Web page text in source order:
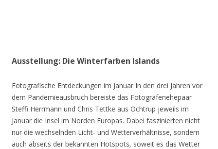
Ausstellung: Die Winterfarben Islands
Fotografische Entdeckungen im Januar In den drei Jahren vor
dem Pandemieausbruch bereiste das Fotografenehepaar
Steffi Herrmann und Chris Tettke aus Ochtrup jeweils im
Januar die Insel im Norden Europas. Dabei faszinierten nicht
nur die wechselnden Licht- und Wetterverhältnisse, sondern
auch abseits der bekannten Hotspots, soweit es das Wetter